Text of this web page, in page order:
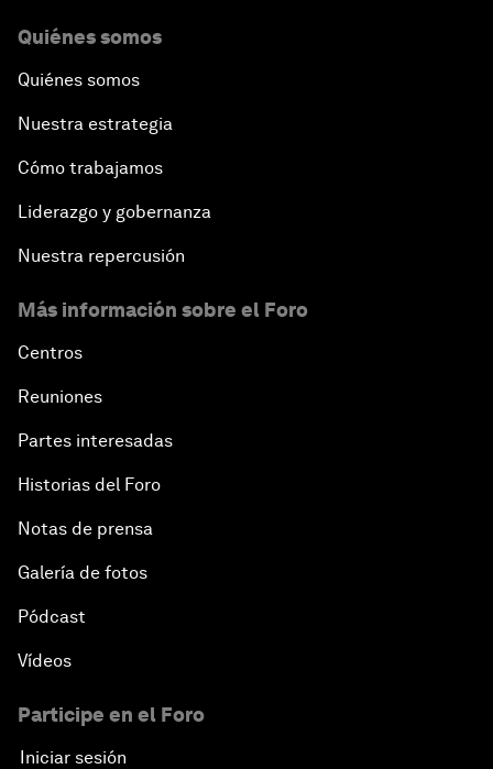
Quiénes somos
Quiénes somos
Nuestra estrategia
Cómo trabajamos
Liderazgo y gobernanza
Nuestra repercusión
Más información sobre el Foro
Centros
Reuniones
Partes interesadas
Historias del Foro
Notas de prensa
Galería de fotos
Pódcast
Vídeos
Participe en el Foro
Iniciar sesión